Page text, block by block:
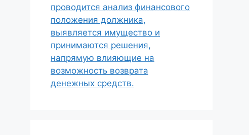
проводится анализ финансового
положения должника,
выявляется имущество и
принимаются решения,
напрямую влияющие на
возможность возврата
денежных средств.